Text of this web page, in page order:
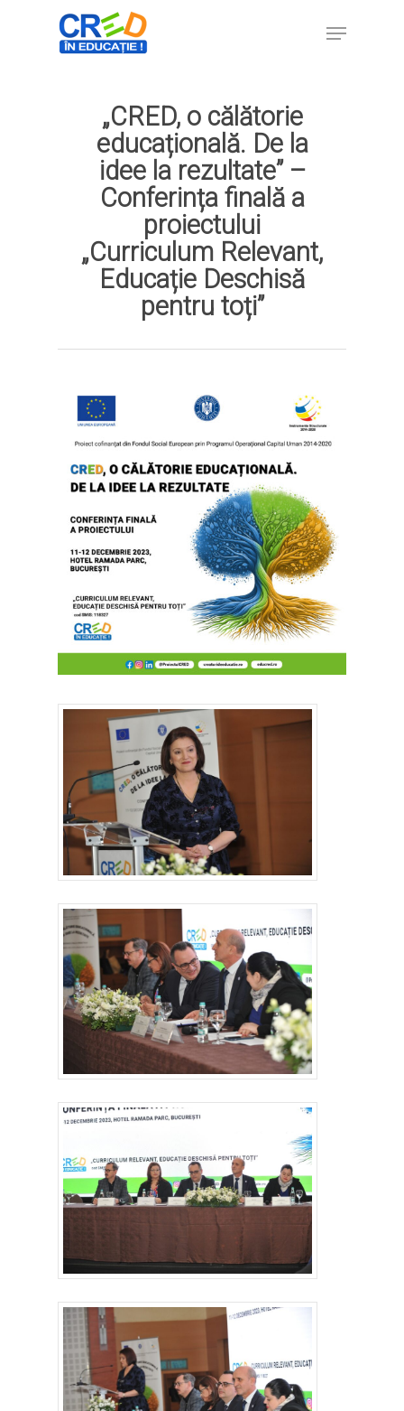
Hit enter to search or ESC to close
„CRED, o călătorie
educațională. De la
idee la rezultate” –
Conferința finală a
proiectului
„Curriculum Relevant,
Educație Deschisă
pentru toți”